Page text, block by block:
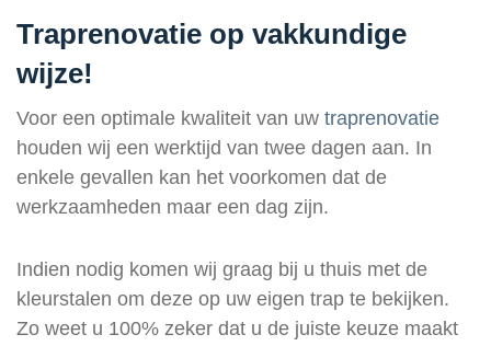
Traprenovatie op vakkundige
wijze!
Voor een optimale kwaliteit van uw traprenovatie
houden wij een werktijd van twee dagen aan. In
enkele gevallen kan het voorkomen dat de
werkzaamheden maar een dag zijn.
Indien nodig komen wij graag bij u thuis met de
kleurstalen om deze op uw eigen trap te bekijken.
Zo weet u 100% zeker dat u de juiste keuze maakt